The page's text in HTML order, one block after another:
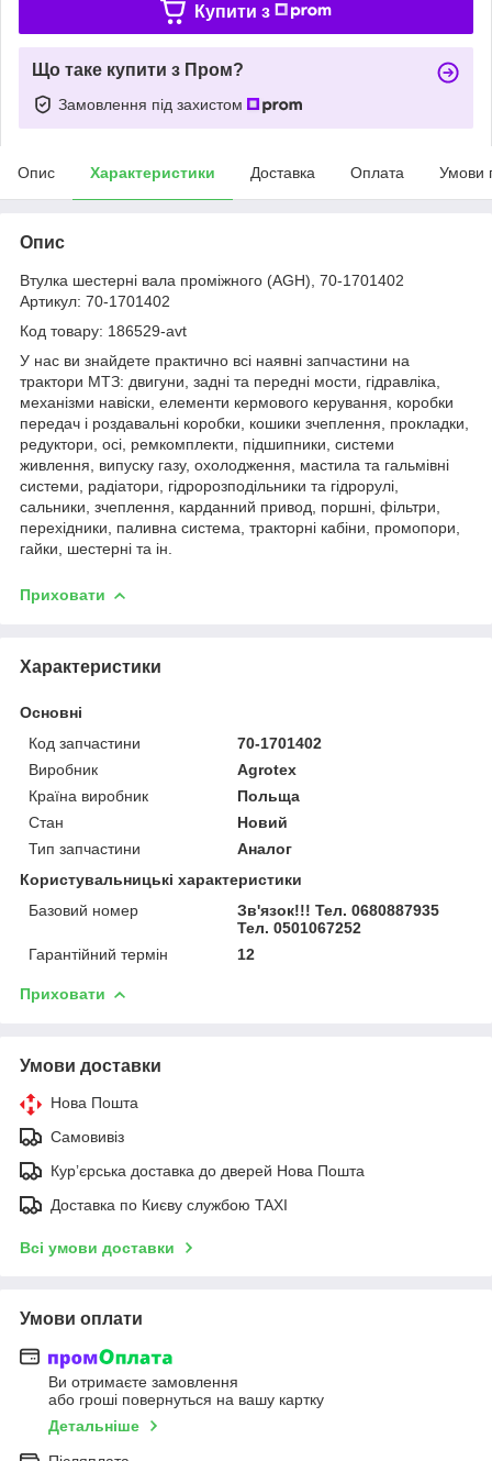
Купити з
Що таке купити з Пром?
Замовлення під захистом
Опис Характеристики Доставка Оплата Умови
Опис
Втулка шестерні вала проміжного (AGH), 70-1701402
Артикул: 70-1701402
Код товару: 186529-avt
У нас ви знайдете практично всі наявні запчастини на
трактори МТЗ: двигуни, задні та передні мости, гідравліка,
механізми навіски, елементи кермового керування, коробки
передач і роздавальні коробки, кошики зчеплення, прокладки,
редуктори, осі, ремкомплекти, підшипники, системи
живлення, випуску газу, охолодження, мастила та гальмівні
системи, радіатори, гідророзподільники та гідрорулі,
сальники, зчеплення, карданний привод, поршні, фільтри,
перехідники, паливна система, тракторні кабіни, промопори,
гайки, шестерні та ін.
Приховати
Характеристики
Основні
Код запчастини
70-1701402
Виробник
Agrotex
Країна виробник
Польща
Стан
Новий
Тип запчастини
Аналог
Користувальницькі характеристики
Базовий номер
Зв'язок!!! Тел. 0680887935
Тел. 0501067252
Гарантійний термін
12
Приховати
Умови доставки
Нова Пошта
Самовивіз
Курʼєрська доставка до дверей Нова Пошта
Доставка по Києву службою TAXI
Всі умови доставки
Умови оплати
Ви отримаєте замовлення
або гроші повернуться на вашу картку
Детальніше